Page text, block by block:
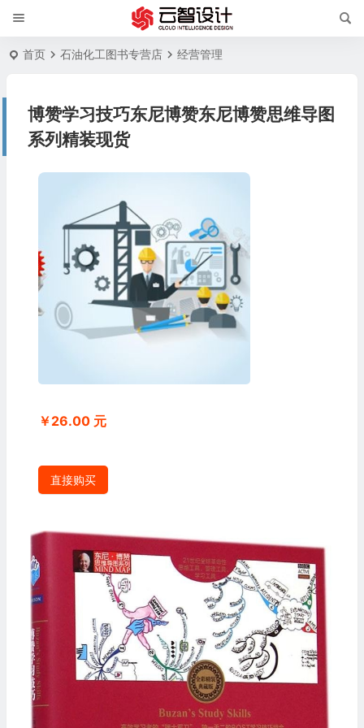
首页 石油化工图书专营店 经营管理
博赞学习技巧东尼博赞东尼博赞思维导图
系列精装现货
￥26.00 元
直接购买